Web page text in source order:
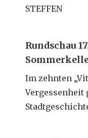
STEFFEN
Rundschau
Im zehnten
Vergessenheit